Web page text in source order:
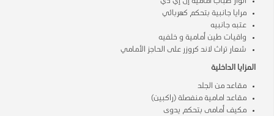
مرايا جانبية بتحكم كهربائي
عتبه جانبيه
واقيات طين أمامية و خلفيه
شعار تراث لاند كروزر على الحاجز الأمامي
المزايا الداخلية
مقاعد من الجلد
مقاعد امامية منفصلة (راكبين)
مكيف أمامى بتحكم يدوى